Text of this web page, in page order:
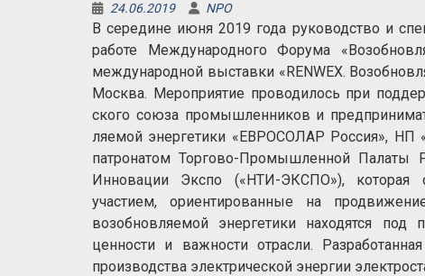
24.06.2019 NPO
В середине июня 2019 года руководство и
работе Международного Форума
междуна­род­ной выставки «RENWEX.
Москва. Мероприятие проводилось при
ского союза промыш­лен­ни­ков и
ляе­мой энергетики «ЕВРОСОЛАР Россия», НП
патрона­том Торгово-Промышленной Палаты
Инновации Экспо («НТИ-ЭКСПО»), которая
участием, ориентированные на
возобновляемой энергетики находятся под
ценности и важности отрасли.
производства электрической энергии